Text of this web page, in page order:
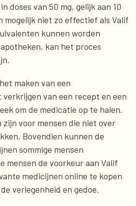
doses van 50 mg, gelijk aan 10
mogelijk niet zo effectief als Valif
kunnen worden
kan het proces
maken van een
van een recept en een
om de medicatie op te halen.
zijn voor mensen die niet over
Bovendien kunnen de
sommige mensen
mensen de voorkeur aan Valif
medicijnen online te kopen
verlegenheid en gedoe.